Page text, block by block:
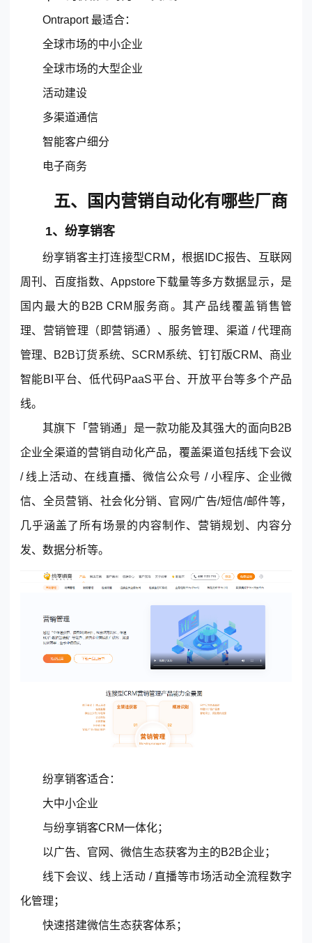
Ontraport 最适合：
全球市场的中小企业
全球市场的大型企业
活动建设
多渠道通信
智能客户细分
电子商务
五、国内营销自动化有哪些厂商
1、 纷享销客
纷享销客主打连接型CRM，根据IDC报告、互联网
周刊、百度指数、Appstore下载量等多方数据显示，是
国内最大的B2B CRM服务商。其产品线覆盖销售管
理、营销管理（即营销通）、服务管理、渠道 / 代理商
管理、B2B订货系统、SCRM系统、钉钉版CRM、商业
智能BI平台、低代码PaaS平台、开放平台等多个产品
线。
其旗下「营销通」是一款功能及其强大的面向B2B
企业全渠道的营销自动化产品，覆盖渠道包括线下会议
/ 线上活动、在线直播、微信公众号 / 小程序、企业微
信、全员营销、社会化分销、官网/广告/短信/邮件等，
几乎涵盖了所有场景的内容制作、营销规划、内容分
发、数据分析等。
纷享销客适合：
大中小企业
与纷享销客CRM一体化；
以广告、官网、微信生态获客为主的B2B企业；
线下会议、线上活动 / 直播等市场活动全流程数字
化管理；
快速搭建微信生态获客体系；